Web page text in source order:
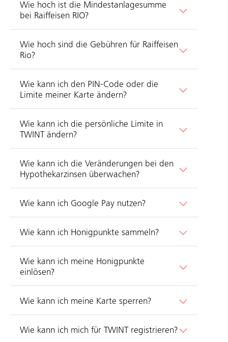
Wie hoch ist die Mindestanlagesumme
bei Raiffeisen RIO?
Wie hoch sind die Gebühren für Raiffeisen
Rio?
Wie kann ich den PIN-Code oder die
Limite meiner Karte ändern?
Wie kann ich die persönliche Limite in
TWINT ändern?
Wie kann ich die Veränderungen bei den
Hypothekarzinsen überwachen?
Wie kann ich Google Pay nutzen?
Wie kann ich Honigpunkte sammeln?
Wie kann ich meine Honigpunkte
einlösen?
Wie kann ich meine Karte sperren?
Wie kann ich mich für TWINT registrieren?